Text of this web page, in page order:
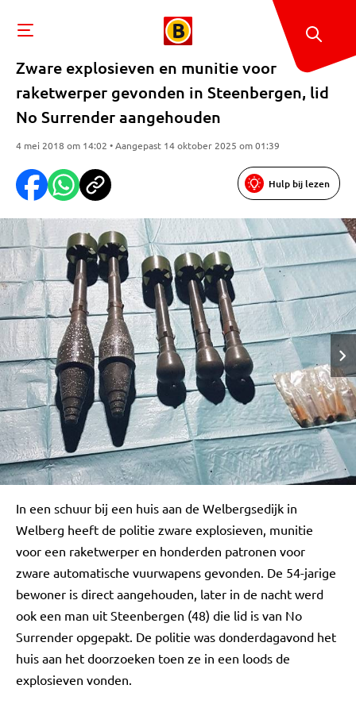
Zware explosieven en munitie voor
raketwerper gevonden in Steenbergen, lid
No Surrender aangehouden
4 mei 2018 om 14:02 • Aangepast 14 oktober 2025 om 01:39
Hulp bij lezen
In een schuur bij een huis aan de Welbergsedijk in
Welberg heeft de politie zware explosieven, munitie
voor een raketwerper en honderden patronen voor
zware automatische vuurwapens gevonden. De 54-jarige
bewoner is direct aangehouden, later in de nacht werd
ook een man uit Steenbergen (48) die lid is van No
Surrender opgepakt. De politie was donderdagavond het
huis aan het doorzoeken toen ze in een loods de
explosieven vonden.